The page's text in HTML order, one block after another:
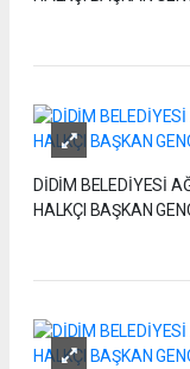
DİDİM BELEDİYESİ
HALKÇI BAŞKAN